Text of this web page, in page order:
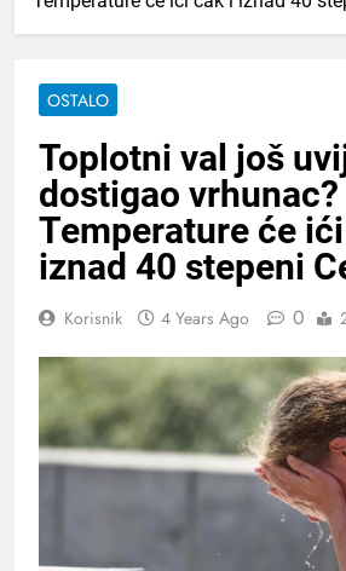
OSTALO
Toplotni val još
dostigao vrhunac?
Temperature će
iznad 40 stepeni
Korisnik 4 Years Ago 0